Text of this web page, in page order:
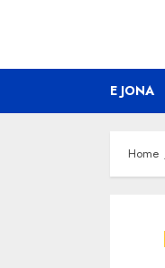
E JONA
Home